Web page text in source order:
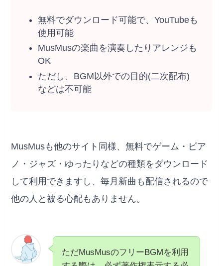
無料でダウンロード可能で、YouTubeも
使用可能
MusMusの楽曲を演奏したりアレンジも
OK
ただし、BGM以外での目的(二次配布)
などは不可能
MusMusも他のサイト同様、無料でゲーム・ピア
ノ・ジャズ・ゆったりなどの種類をダウンロード
して利用できますし、毎月新曲も配信されるので
他の人と被る心配もありません。
ただMusMusのフリーBGMを利用